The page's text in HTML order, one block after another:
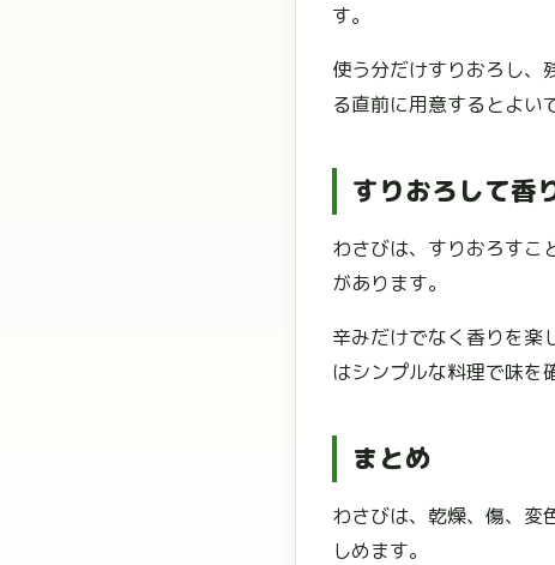
す。
使う分だけすりおろし、
る直前に用意するとよい
すりおろして香
わさびは、すりおろすこ
があります。
辛みだけでなく香りを楽
はシンプルな料理で味を
まとめ
わさびは、乾燥、傷、変
しめます。